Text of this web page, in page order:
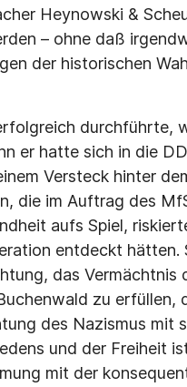
Heynowski &
– ohne daß
der historischen
durchführte,
er hatte sich in die
Versteck hinter
die im Auftrag des
aufs Spiel,
entdeckt hätten.
das Vermächtnis
zu erfüllen,
des Nazismus mit
und der Freiheit
mit der